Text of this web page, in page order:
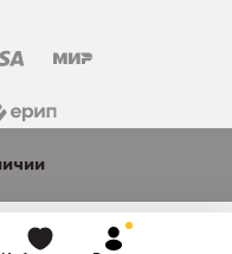
avto-kraska.by